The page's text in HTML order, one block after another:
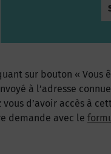
sur bouton « Vous
à l’adresse
vous d’avoir accès à
demande avec le